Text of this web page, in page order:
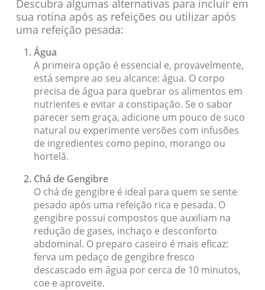
Descubra algumas alternativas para incluir em
sua rotina após as refeições ou utilizar após
uma refeição pesada:
Água
A primeira opção é essencial e, provavelmente,
está sempre ao seu alcance: água. O corpo
precisa de água para quebrar os alimentos em
nutrientes e evitar a constipação. Se o sabor
parecer sem graça, adicione um pouco de suco
natural ou experimente versões com infusões
de ingredientes como pepino, morango ou
hortelã.
Chá de Gengibre
O chá de gengibre é ideal para quem se sente
pesado após uma refeição rica e pesada. O
gengibre possui compostos que auxiliam na
redução de gases, inchaço e desconforto
abdominal. O preparo caseiro é mais eficaz:
ferva um pedaço de gengibre fresco
descascado em água por cerca de 10 minutos,
coe e aproveite.